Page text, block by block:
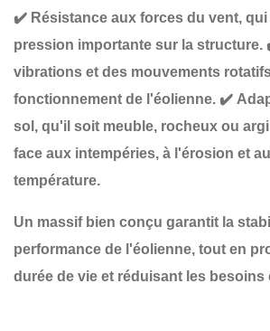
✔️ Résistance aux forces du vent,
pression importante sur la structure.
vibrations et des mouvements
fonctionnement de l'éolienne. ✔️
sol , qu'il soit meuble, rocheux ou
face aux intempéries, à l'érosion et
température.
Un massif bien conçu garantit la
performance de l'éolienne, tout en
durée de vie et réduisant les besoins